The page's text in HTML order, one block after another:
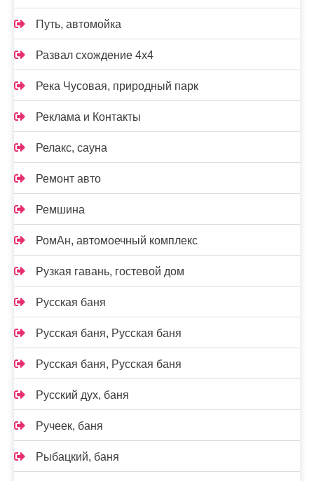
Путь, автомойка
Развал схождение 4х4
Река Чусовая, природный парк
Реклама и Контакты
Релакс, сауна
Ремонт авто
Ремшина
РомАн, автомоечный комплекс
Рузкая гавань, гостевой дом
Русская баня
Русская баня, Русская баня
Русская баня, Русская баня
Русский дух, баня
Ручеек, баня
Рыбацкий, баня